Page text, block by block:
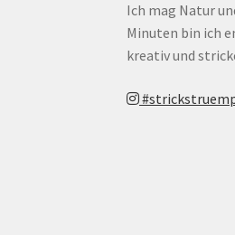
Ich mag Natur
Minuten bin ich
kreativ und